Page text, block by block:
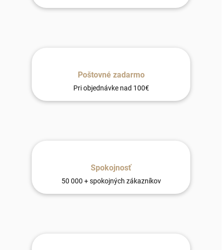
Poštovné zadarmo
Pri objednávke nad 100€
Spokojnosť
50 000 + spokojných zákazníkov